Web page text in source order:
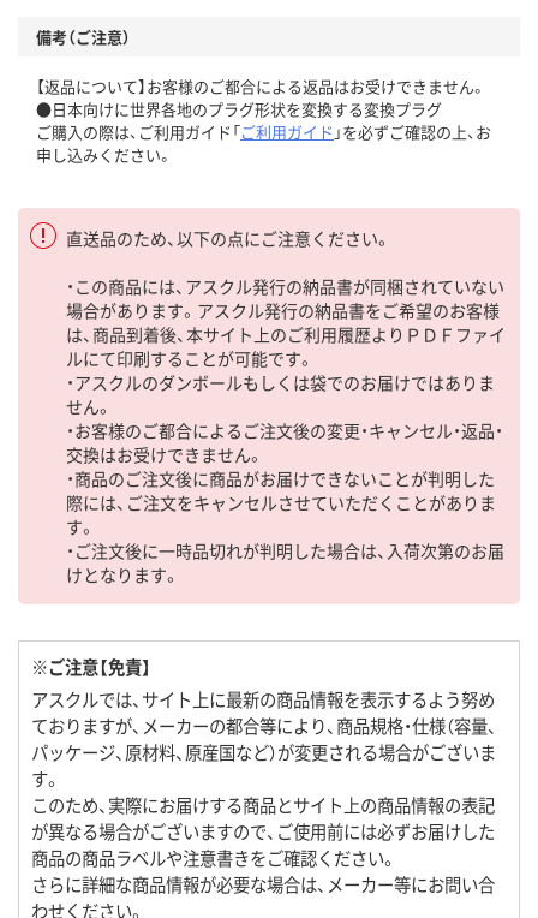
備考（ご注意）
【返品について】お客様のご都合による返品はお受けできません。
●日本向けに世界各地のプラグ形状を変換する変換プラグ
ご購入の際は、ご利用ガイド「ご利用ガイド 」を必ずご確認の上、お
申し込みください。
直送品のため、以下の点にご注意ください。
・この商品には、アスクル発行の納品書が同梱されていない
場合があります。アスクル発行の納品書をご希望のお客様
は、商品到着後、本サイト上のご利用履歴よりＰＤＦファイ
ルにて印刷することが可能です。
・アスクルのダンボールもしくは袋でのお届けではありま
せん。
・お客様のご都合によるご注文後の変更・キャンセル・返品・
交換はお受けできません。
・商品のご注文後に商品がお届けできないことが判明した
際には、ご注文をキャンセルさせていただくことがありま
す。
・ご注文後に一時品切れが判明した場合は、入荷次第のお届
けとなります。
※ご注意【免責】
アスクルでは、サイト上に最新の商品情報を表示するよう努め
ておりますが、メーカーの都合等により、商品規格・仕様（容量、
パッケージ、原材料、原産国など）が変更される場合がございま
す。
このため、実際にお届けする商品とサイト上の商品情報の表記
が異なる場合がございますので、ご使用前には必ずお届けした
商品の商品ラベルや注意書きをご確認ください。
さらに詳細な商品情報が必要な場合は、メーカー等にお問い合
わせください。